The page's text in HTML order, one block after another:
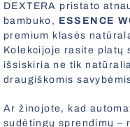
DEXTERA pristato
bambuko, ESSENCE
premium klasės
Kolekcijoje rasite platų
išsiskiria ne tik
draugiškomis
Ar žinojote, kad
sudėtingų sprendimų –